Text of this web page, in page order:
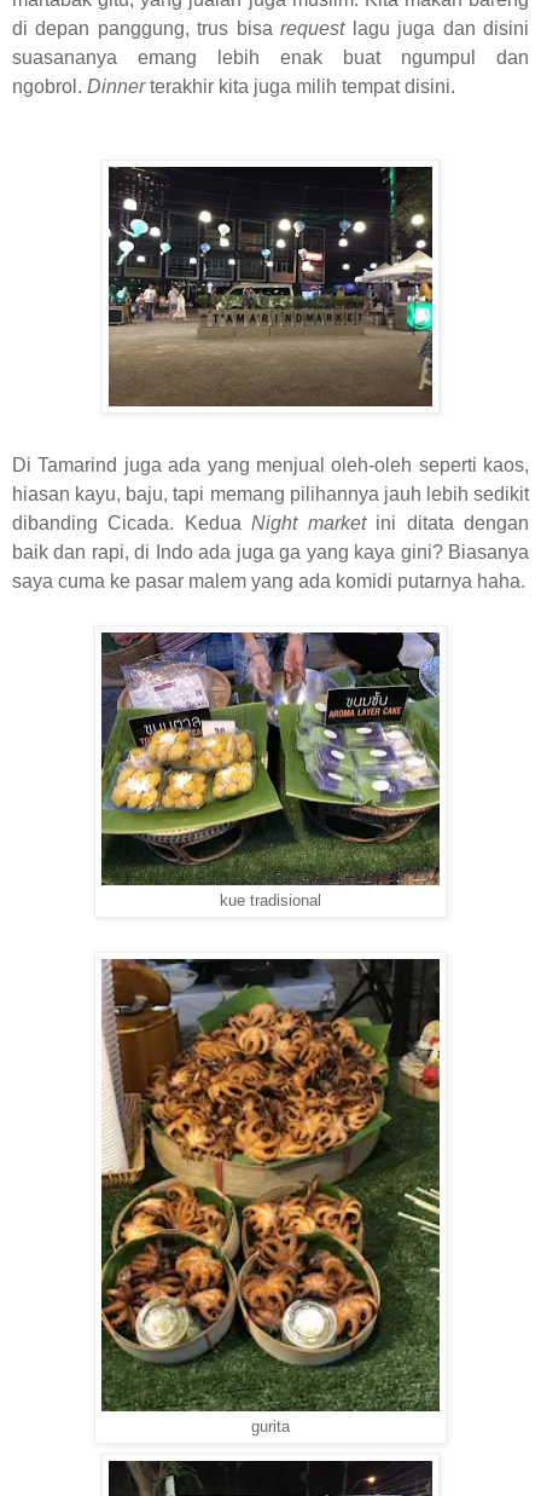
di depan panggung, trus bisarequestlagu juga dan disini
suasananya emang lebih enak buat ngumpul dan
ngobrol. Dinnerterakhir kita juga milih tempat disini.
Di Tamarind juga ada yang menjual oleh-oleh seperti kaos,
hiasan kayu, baju, tapi memang pilihannya jauh lebih sedikit
dibanding Cicada. KeduaNight marketini ditata dengan
baik dan rapi, di Indo ada juga ga yang kaya gini? Biasanya
saya cuma ke pasar malem yang ada komidi putarnya haha.
kue tradisional
gurita